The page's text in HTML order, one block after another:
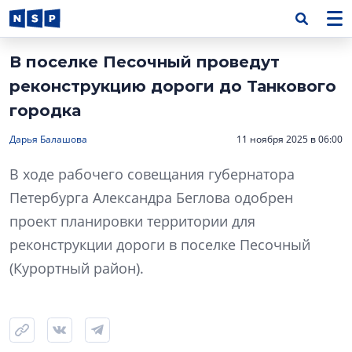
В поселке Песочный проведут
реконструкцию дороги до Танкового
городка
Дарья Балашова 11 ноября 2025 в 06:00
В ходе рабочего совещания губернатора
Петербурга Александра Беглова одобрен
проект планировки территории для
реконструкции дороги в поселке Песочный
(Курортный район).